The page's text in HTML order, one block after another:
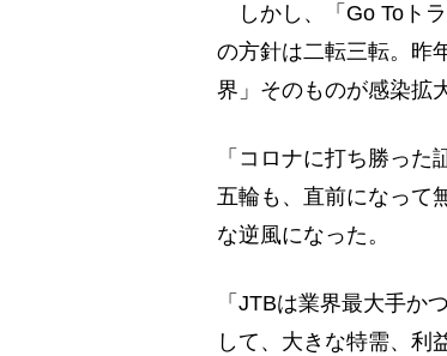
しかし、「Go Toト
の方針は二転三転。昨
界」そのものが感染拡
「コロナに打ち勝っ
五輪も、直前になって
な逆風になった。
「JTBは業界最大手か
して、大きな特需、利